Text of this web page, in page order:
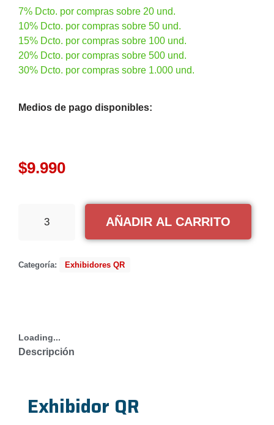
7% Dcto. por compras sobre 20 und.
10% Dcto. por compras sobre 50 und.
15% Dcto. por compras sobre 100 und.
20% Dcto. por compras sobre 500 und.
30% Dcto. por compras sobre 1.000 und.
Medios de pago disponibles:
$9.990
AÑADIR AL CARRITO
Categoría: Exhibidores QR
Loading...
Descripción
Exhibidor QR